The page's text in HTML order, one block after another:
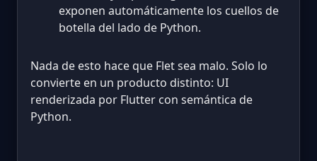
exponen automáticamente los cuellos de
botella del lado de Python.
Nada de esto hace que Flet sea malo. Solo lo
convierte en un producto distinto: UI
renderizada por Flutter con semántica de
Python.